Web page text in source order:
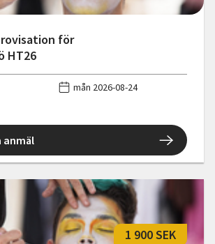
för
HT26
mån 2026-08-24
anmäl
1 900 SEK